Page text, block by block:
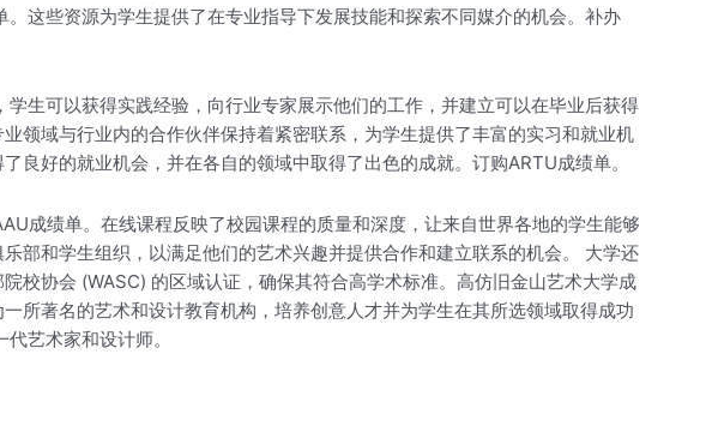
这些资源为学生提供了在专业指导下发展技能和探索不同媒介的机会。补办
生可以获得实践经验，向行业专家展示他们的工作，并建立可以在毕业后获得
领域与行业内的合作伙伴保持着紧密联系，为学生提供了丰富的实习和就业机
好的就业机会，并在各自的领域中取得了出色的成就。订购ARTU成绩单。
成绩单。在线课程反映了校园课程的质量和深度，让来自世界各地的学生能够
部和学生组织，以满足他们的艺术兴趣并提供合作和建立联系的机会。 大学还
校协会 (WASC) 的区域认证，确保其符合高学术标准。高仿旧金山艺术大学成
所著名的艺术和设计教育机构，培养创意人才并为学生在其所选领域取得成功
艺术家和设计师。